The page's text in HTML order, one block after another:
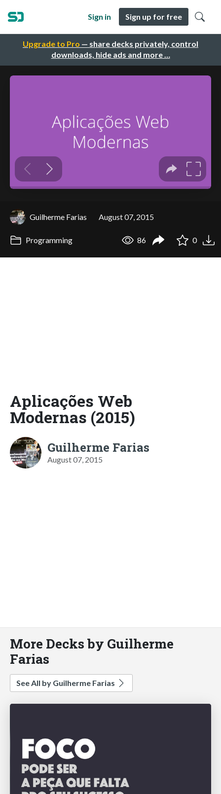
Upgrade to Pro — share decks privately, control
downloads, hide ads and more …
Sign in Sign up for free
Guilherme Farias August 07, 2015
Programming 86 0
Aplicações Web
Modernas (2015)
Guilherme Farias
August 07, 2015
More Decks by Guilherme
Farias
See All by Guilherme Farias